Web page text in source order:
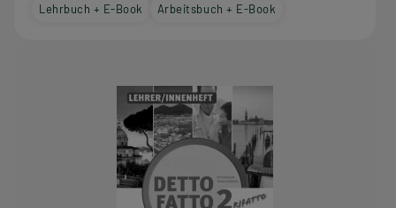
Lehrbuch + E-Book Arbeitsbuch + E-Book